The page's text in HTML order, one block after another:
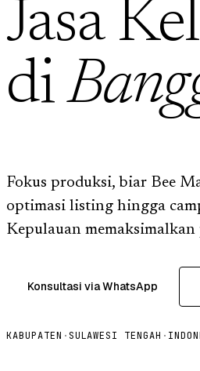
Jasa
di
Fokus produksi, biar Bee
optimasi listing hingga
Kepulauan
Konsultasi via WhatsApp
KABUPATEN · SULAWESI TENGAH ·